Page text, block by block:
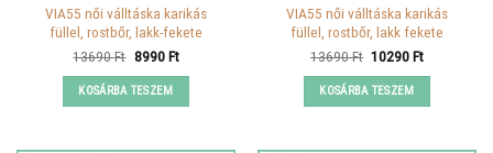
VIA55 női válltáska karikás
füllel, rostbőr, lakk-fekete
13690Ft Original
was:
13690 Ft.
8990FtCurrent
KOSÁRBA TESZEM
VIA55 női válltáska karikás
füllel, rostbőr, lakk fekete
13690Ft Original
was:
13690 Ft.
10290FtCurrent
KOSÁRBA TESZEM